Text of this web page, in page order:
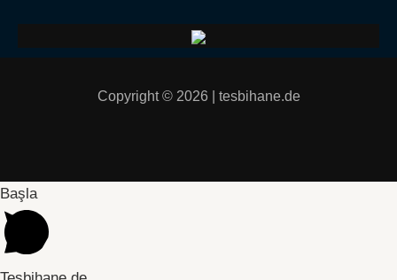
Copyright © 2026 | tesbihane.de
Başla